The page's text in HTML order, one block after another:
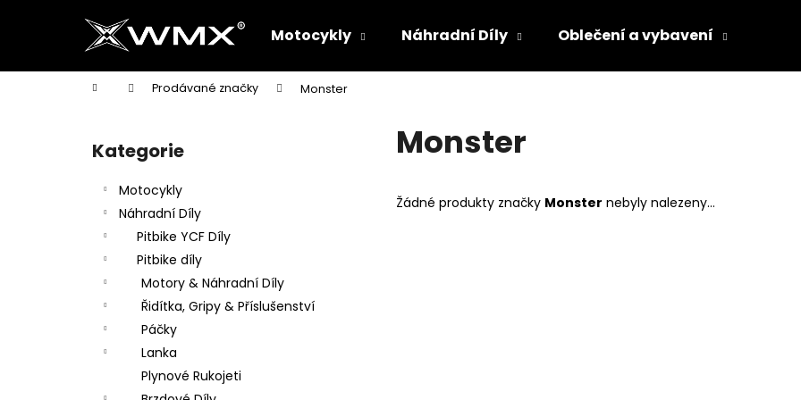
Motocykly Náhradní Díly Oblečení a vybavení
Domů Prodávané značky Monster
Přeskočit
kategorie
Kategorie
Motocykly
Náhradní Díly
Pitbike YCF Díly
Pitbike díly
Motory & Náhradní Díly
Řidítka, Gripy & Příslušenství
Páčky
Lanka
Plynové Rukojeti
Monster
Žádné produkty značky Monster nebyly nalezeny...
í
Zpět
do
Zpět
do